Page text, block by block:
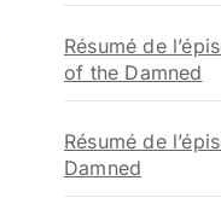
Résumé de
of the Damned
Résumé de
Damned